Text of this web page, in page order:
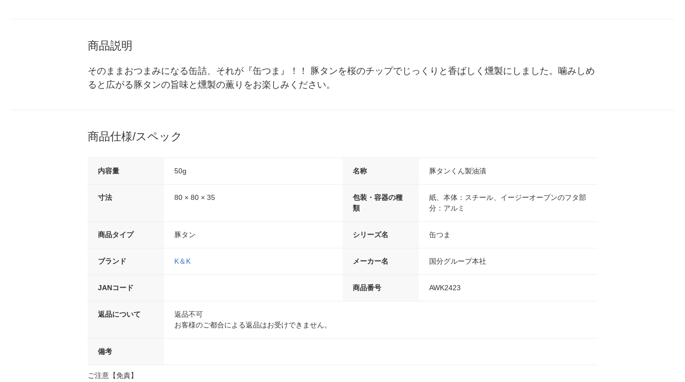
商品説明
そのままおつまみになる缶詰、それが『缶つま』！！ 豚タンを桜のチップでじっくりと香ばしく燻製にしました。噛みしめ
ると広がる豚タンの旨味と燻製の薫りをお楽しみください。
商品仕様/スペック
内容量 50g 名称 豚タンくん製油漬
寸法 80 × 80 × 35
包装・容器の種
類
紙、本体：スチール、イージーオープンのフタ部
分：アルミ
商品タイプ 豚タン シリーズ名 缶つま
ブランド K＆K メーカー名 国分グループ本社
JANコード 商品番号 AWK2423
返品について
返品不可
お客様のご都合による返品はお受けできません。
備考
ご注意【免責】